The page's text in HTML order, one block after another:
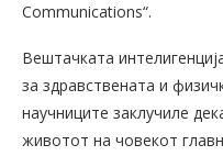
Communications“.
Вештачката
за здравствената и
научниците заклучиле
животот на човекот